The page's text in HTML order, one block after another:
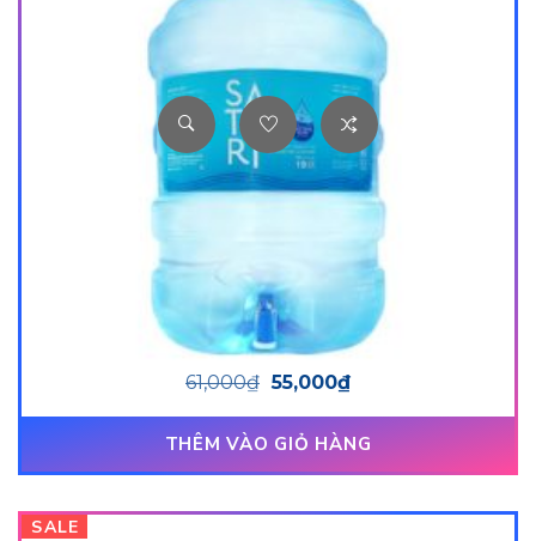
61,000₫ 55,000₫
THÊM VÀO GIỎ HÀNG
SALE